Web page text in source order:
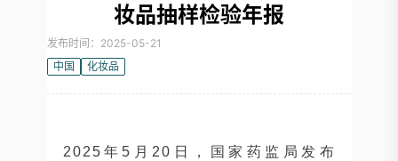
妆品抽样检验年报
发布时间：2025-05-21
中国
化妆品
2025年5月20日，国家药监局发布